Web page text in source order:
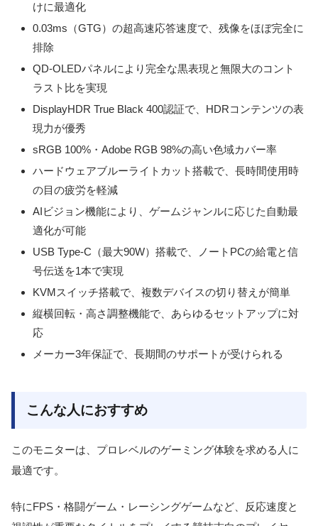
けに最適化
0.03ms（GTG）の超高速応答速度で、残像をほぼ完全に
排除
QD-OLEDパネルにより完全な黒表現と無限大のコント
ラスト比を実現
DisplayHDR True Black 400認証で、HDRコンテンツの表
現力が優秀
sRGB 100%・Adobe RGB 98%の高い色域カバー率
ハードウェアブルーライトカット搭載で、長時間使用時
の目の疲労を軽減
AIビジョン機能により、ゲームジャンルに応じた自動最
適化が可能
USB Type-C（最大90W）搭載で、ノートPCの給電と信
号伝送を1本で実現
KVMスイッチ搭載で、複数デバイスの切り替えが簡単
縦横回転・高さ調整機能で、あらゆるセットアップに対
応
メーカー3年保証で、長期間のサポートが受けられる
こんな人におすすめ
このモニターは、プロレベルのゲーミング体験を求める人に
最適です。
特にFPS・格闘ゲーム・レーシングゲームなど、反応速度と